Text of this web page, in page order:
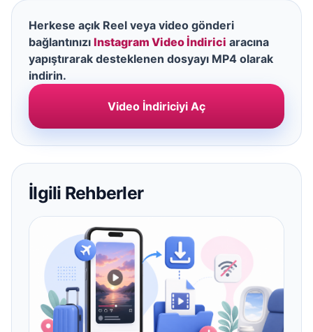
Herkese açık Reel veya video gönderi
bağlantınızı Instagram Video İndirici aracına
yapıştırarak desteklenen dosyayı MP4 olarak
indirin.
Video İndiriciyi Aç
İlgili Rehberler